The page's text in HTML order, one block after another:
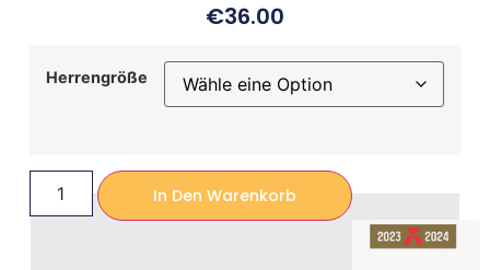
€36.00
Herrengröße
In Den Warenkorb